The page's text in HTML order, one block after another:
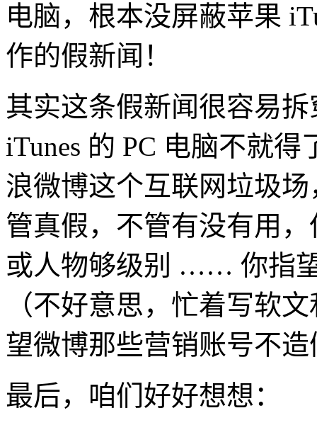
电脑，根本没屏蔽苹果
作的假新闻！
其实这条假新闻很容易
iTunes 的 PC 电脑不就
浪微博这个互联网垃圾
管真假，不管有没有用
或人物够级别 …… 你指
（不好意思，忙着写软
望微博那些营销账号不造
最后，咱们好好想想：